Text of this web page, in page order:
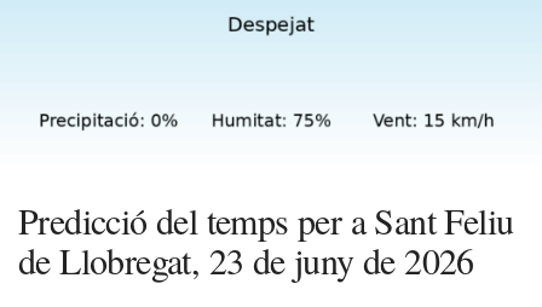
Predicció del temps per a Sant Feliu
de Llobregat, 23 de juny de 2026